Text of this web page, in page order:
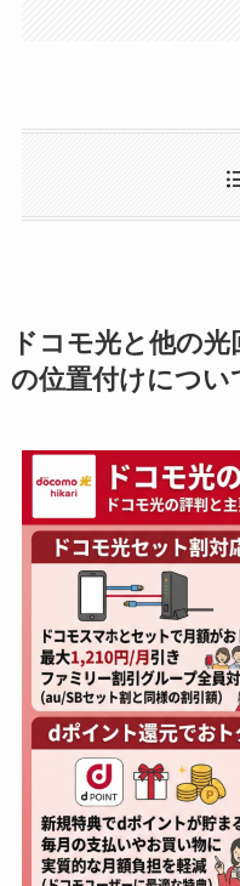
ドコモ光と他の
の位置付けについ